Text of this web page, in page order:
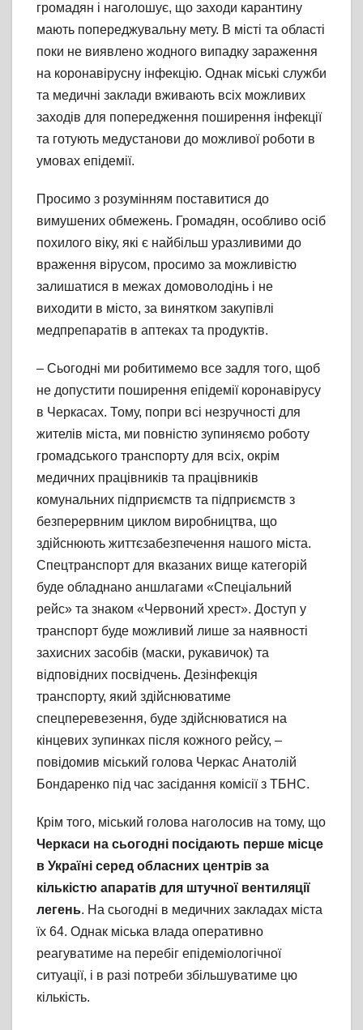
громадян і наголошує, що заходи карантину
мають попереджувальну мету. В місті та області
поки не виявлено жодного випадку зараження
на коронавірусну інфекцію. Однак міські служби
та медичні заклади вживають всіх можливих
заходів для попередження поширення інфекції
та готують медустанови до можливої роботи в
умовах епідемії.
Просимо з розумінням поставитися до
вимушених обмежень. Громадян, особливо осіб
похилого віку, які є найбільш уразливими до
враження вірусом, просимо за можливістю
залишатися в межах домоволодінь і не
виходити в місто, за винятком закупівлі
медпрепаратів в аптеках та продуктів.
– Сьогодні ми робитимемо все задля того, щоб
не допустити поширення епідемії коронавірусу
в Черкасах. Тому, попри всі незручності для
жителів міста, ми повністю зупиняємо роботу
громадського транспорту для всіх, окрім
медичних працівників та працівників
комунальних підприємств та підприємств з
безперервним циклом виробництва, що
здійснюють життєзабезпечення нашого міста.
Спецтранспорт для вказаних вище категорій
буде обладнано аншлагами «Спеціальний
рейс» та знаком «Червоний хрест». Доступ у
транспорт буде можливий лише за наявності
захисних засобів (маски, рукавичок) та
відповідних посвідчень. Дезінфекція
транспорту, який здійснюватиме
спецперевезення, буде здійснюватися на
кінцевих зупинках після кожного рейсу, –
повідомив міський голова Черкас Анатолій
Бондаренко під час засідання комісії з ТБНС.
Крім того, міський голова наголосив на тому, що
Черкаси на сьогодні посідають перше місце
в Україні серед обласних центрів за
кількістю апаратів для штучної вентиляції
легень. На сьогодні в медичних закладах міста
їх 64. Однак міська влада оперативно
реагуватиме на перебіг епідеміологічної
ситуації, і в разі потреби збільшуватиме цю
кількість.